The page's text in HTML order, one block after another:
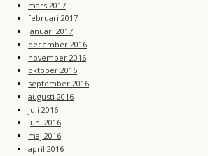
mars 2017
februari 2017
januari 2017
december 2016
november 2016
oktober 2016
september 2016
augusti 2016
juli 2016
juni 2016
maj 2016
april 2016